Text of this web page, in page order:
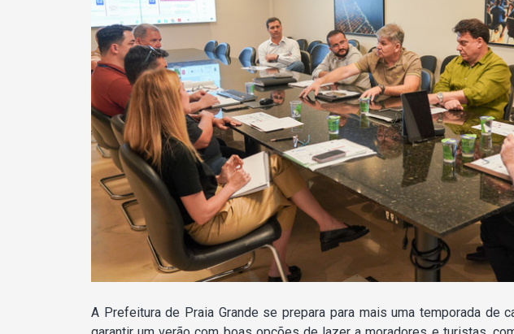
A Prefeitura de Praia Grande se prepara para mais uma temporada de